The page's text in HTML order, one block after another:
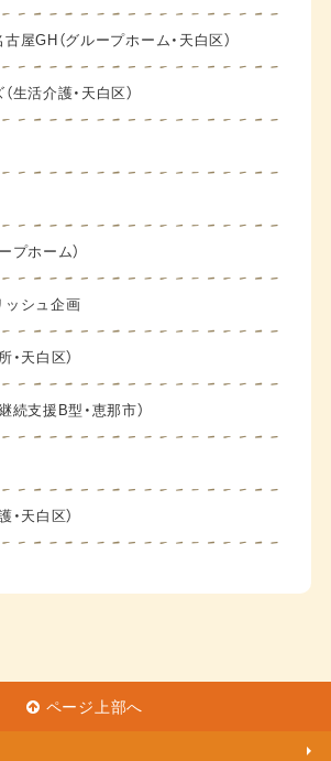
屋GH（グループホーム・天白区）
生活介護・天白区）
プホーム）
ッシュ企画
・天白区）
続支援B型・恵那市）
・天白区）
ページ上部へ